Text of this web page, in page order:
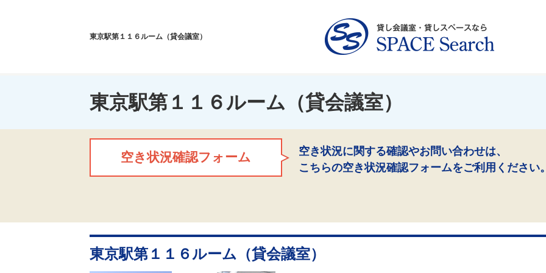
東京駅第１１６ルーム（貸会議室）
東京駅第１１６ルーム（貸会議室）
空き状況確認フォーム
空き状況に関する確認やお問い合わせは、
こちらの空き状況確認フォームをご利用ください
東京駅第１１６ルーム（貸会議室）